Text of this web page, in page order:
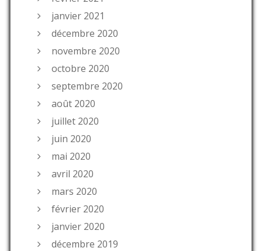
janvier 2021
décembre 2020
novembre 2020
octobre 2020
septembre 2020
août 2020
juillet 2020
juin 2020
mai 2020
avril 2020
mars 2020
février 2020
janvier 2020
décembre 2019